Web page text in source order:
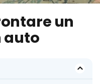
un
auto